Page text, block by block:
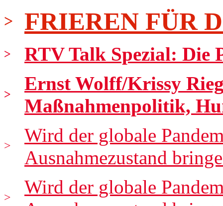
> FRIEREN FÜR
> RTV Talk Spezial: Die
>
Ernst Wolff/Krissy
Maßnahmenpolitik,
>
Wird der globale
Ausnahmezustand
>
Wird der globale